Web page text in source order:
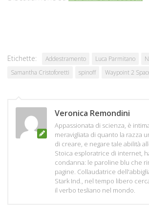
Etichette: Addestramento Luca Parmitano
Samantha Cristoforetti
spinoff Waypoint 2
Veronica Remondini
Appassionata di scienza, è
meravigliata di quanto la razza
di creare, e negare tale abilità
Stoica esploratrice di internet,
condanna: le paroline blu che
pagine. Collaudatrice
Stark Ind., nel tempo libero
il verbo tesliano nel mondo.